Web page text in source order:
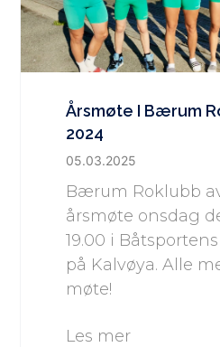
Årsmøte I Bærum
2024
05.03.2025
Bærum Roklubb
årsmøte onsdag
19.00 i
på Kalvøya. Alle
møte!
Les mer